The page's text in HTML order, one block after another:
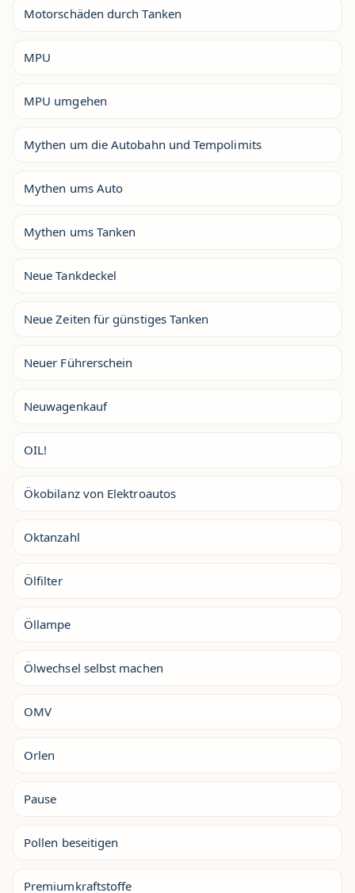
Motorschäden durch Tanken
MPU
MPU umgehen
Mythen um die Autobahn und Tempolimits
Mythen ums Auto
Mythen ums Tanken
Neue Tankdeckel
Neue Zeiten für günstiges Tanken
Neuer Führerschein
Neuwagenkauf
OIL!
Ökobilanz von Elektroautos
Oktanzahl
Ölfilter
Öllampe
Ölwechsel selbst machen
OMV
Orlen
Pause
Pollen beseitigen
Premiumkraftstoffe